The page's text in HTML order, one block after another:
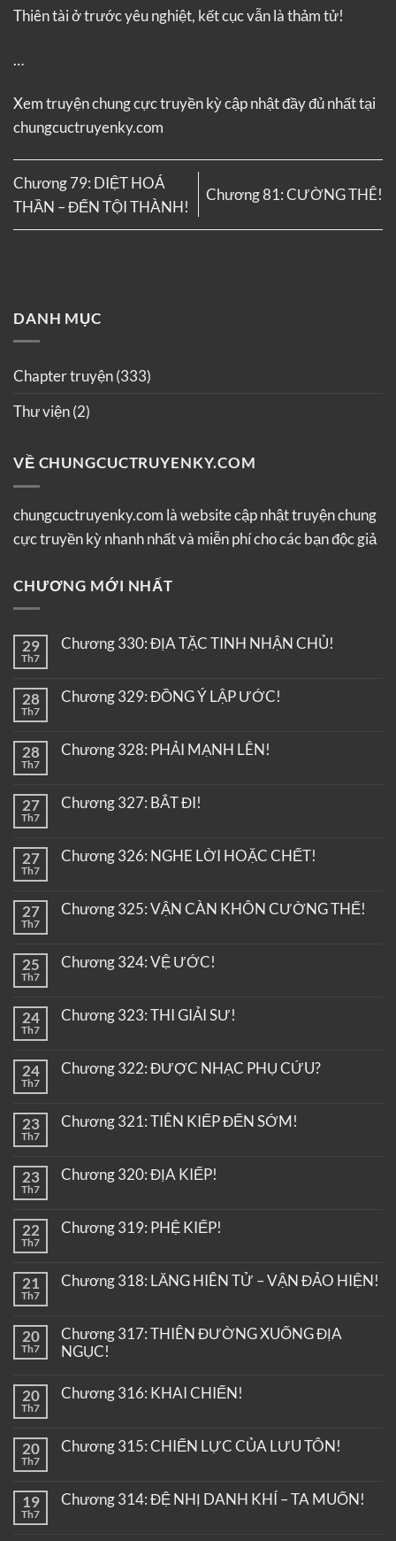
Thiên tài ở trước yêu nghiệt, kết cục vẫn là thảm tử!
…
Xem truyệnchung cực truyền kỳcập nhật đầy đủ nhất tại
chungcuctruyenky.com
Chương 79: DIỆT HOÁ
THẦN – ĐẾN TỘI THÀNH!
Chương 81: CƯỜNG THÊ!
DANH MỤC
Chapter truyện(333)
Thư viện(2)
VỀ CHUNGCUCTRUYENKY.COM
chungcuctruyenky.com là website cập nhật truyện chung
cực truyền kỳ nhanh nhất và miễn phí cho các bạn độc giả
CHƯƠNG MỚI NHẤT
29
Th7
Chương 330: ĐỊA TẶC TINH NHẬN CHỦ!
28
Th7
Chương 329: ĐỒNG Ý LẬP ƯỚC!
28
Th7
Chương 328: PHẢI MẠNH LÊN!
27
Th7
Chương 327: BẮT ĐI!
27
Th7
Chương 326: NGHE LỜI HOẶC CHẾT!
27
Th7
Chương 325: VẬN CÀN KHÔN CƯỜNG THẾ!
25
Th7
Chương 324: VỆ ƯỚC!
24
Th7
Chương 323: THI GIẢI SƯ!
24
Th7
Chương 322: ĐƯỢC NHẠC PHỤ CỨU?
23
Th7
Chương 321: TIÊN KIẾP ĐẾN SỚM!
23
Th7
Chương 320: ĐỊA KIẾP!
22
Th7
Chương 319: PHỆ KIẾP!
21
Th7
Chương 318: LĂNG HIÊN TỬ – VẬN ĐẢO HIỆN!
20
Th7
Chương 317: THIÊN ĐƯỜNG XUỐNG ĐỊA
NGỤC!
20
Th7
Chương 316: KHAI CHIẾN!
20
Th7
Chương 315: CHIẾN LỰC CỦA LƯU TÔN!
19
Th7
Chương 314: ĐỆ NHỊ DANH KHÍ – TA MUỐN!